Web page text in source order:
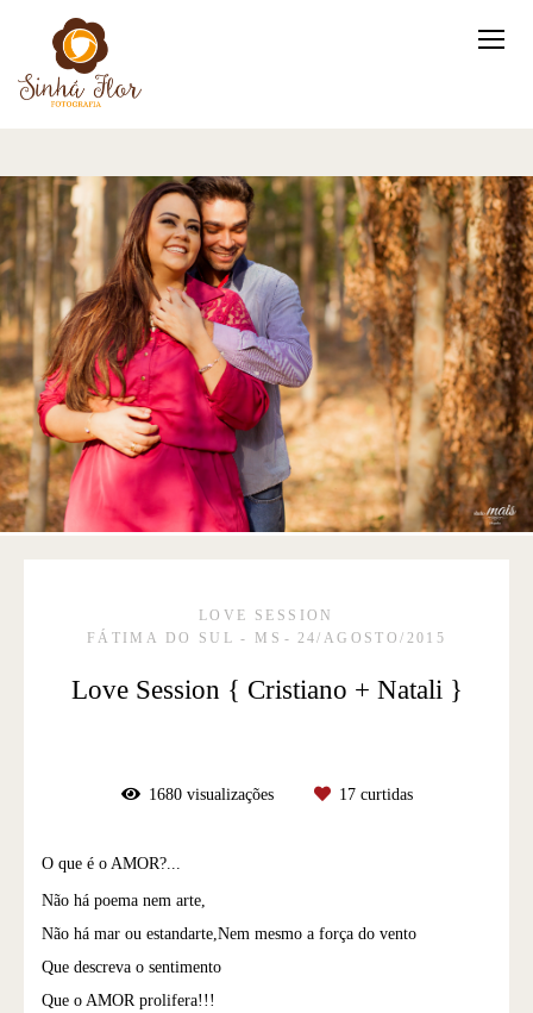
LOVE SESSION
FÁTIMA DO SUL - MS
24/AGOSTO/2015
Love Session { Cristiano + Natali }
1680visualizações 17curtidas
O que é o AMOR?...
Não há poema nem arte,
Não há mar ou estandarte,Nem mesmo a força do vento
Que descreva o sentimento
Que o AMOR prolifera!!!